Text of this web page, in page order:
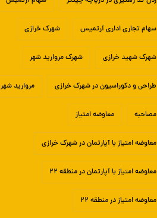
سهام تجاری اداری آرتمیس شهرک خرازی
شهرک شهید خرازی شهرک مروارید شهر
طراحی و دکوراسیون در شهرک خرازی مروارید شهر
مصاحبه معاوضه امتیاز
معاوضه امتیاز با آپارتمان در شهرک خرازی
معاوضه امتیاز با آپارتمان در منطقه ۲۲
معاوضه امتیاز در منطقه ۲۲